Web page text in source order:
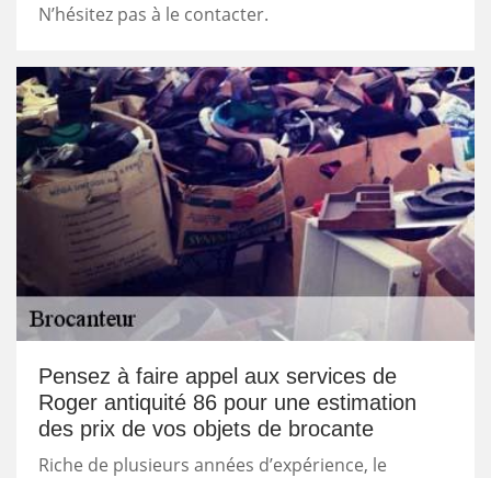
N’hésitez pas à le contacter.
Pensez à faire appel aux services de
Roger antiquité 86 pour une estimation
des prix de vos objets de brocante
Riche de plusieurs années d’expérience, le